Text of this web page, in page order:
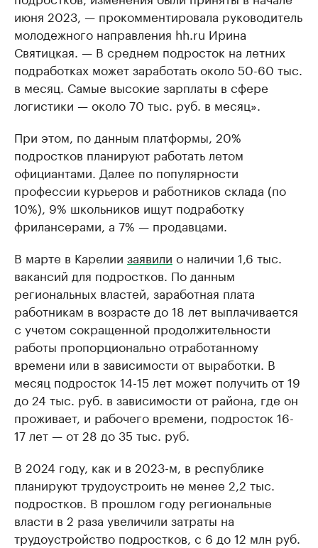
июня 2023, — прокомментировала руководитель
молодежного направления hh.ru Ирина
Святицкая. — В среднем подросток на летних
подработках может заработать около 50-60 тыс.
в месяц. Самые высокие зарплаты в сфере
логистики — около 70 тыс. руб. в месяц».
При этом, по данным платформы, 20%
подростков планируют работать летом
официантами. Далее по популярности
профессии курьеров и работников склада (по
10%), 9% школьников ищут подработку
фрилансерами, а 7% — продавцами.
В марте в Карелии заявили о наличии 1,6 тыс.
вакансий для подростков. По данным
региональных властей, заработная плата
работникам в возрасте до 18 лет выплачивается
с учетом сокращенной продолжительности
работы пропорционально отработанному
времени или в зависимости от выработки. В
месяц подросток 14-15 лет может получить от 19
до 24 тыс. руб. в зависимости от района, где он
проживает, и рабочего времени, подросток 16-
17 лет — от 28 до 35 тыс. руб.
В 2024 году, как и в 2023-м, в республике
планируют трудоустроить не менее 2,2 тыс.
подростков. В прошлом году региональные
власти в 2 раза увеличили затраты на
трудоустройство подростков, с 6 до 12 млн руб.